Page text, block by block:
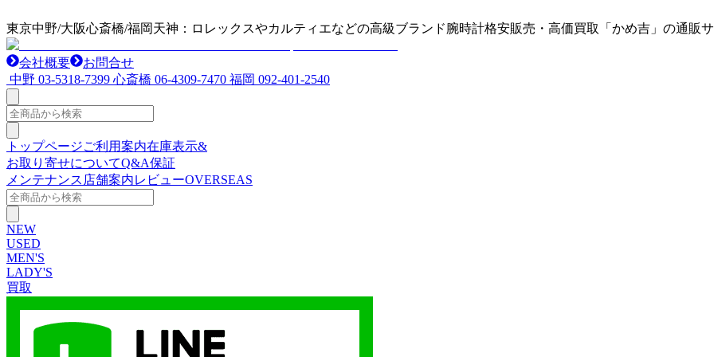
東京中野/大阪心斎橋/福岡天神：ロレックスやカルティエなどの高級ブランド腕時計格安販売・高価買取「かめ吉」の通販
会社概要
お問合せ
中野 03-5318-7399 心斎橋 06-4309-7470 福岡 092-401-2540
トップページご利用案内在庫表示&
お取り寄せについてQ&A保証
メンテナンス 店舗案内レビューOVERSEAS
NEW
USED
MEN'S
LADY'S
買取